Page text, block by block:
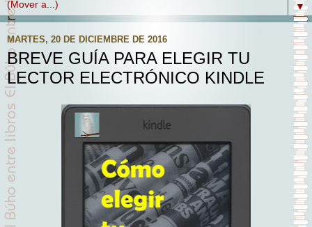
▼
MARTES, 20 DE DICIEMBRE DE 2016
BREVE GUÍA PARA ELEGIR TU
LECTOR ELECTRÓNICO KINDLE